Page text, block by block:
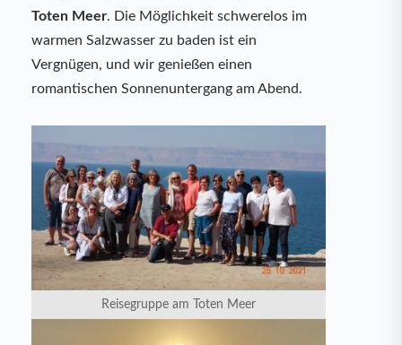
Toten Meer. Die Möglichkeit schwerelos im
warmen Salzwasser zu baden ist ein
Vergnügen, und wir genießen einen
romantischen Sonnenuntergang am Abend.
Reisegruppe am Toten Meer